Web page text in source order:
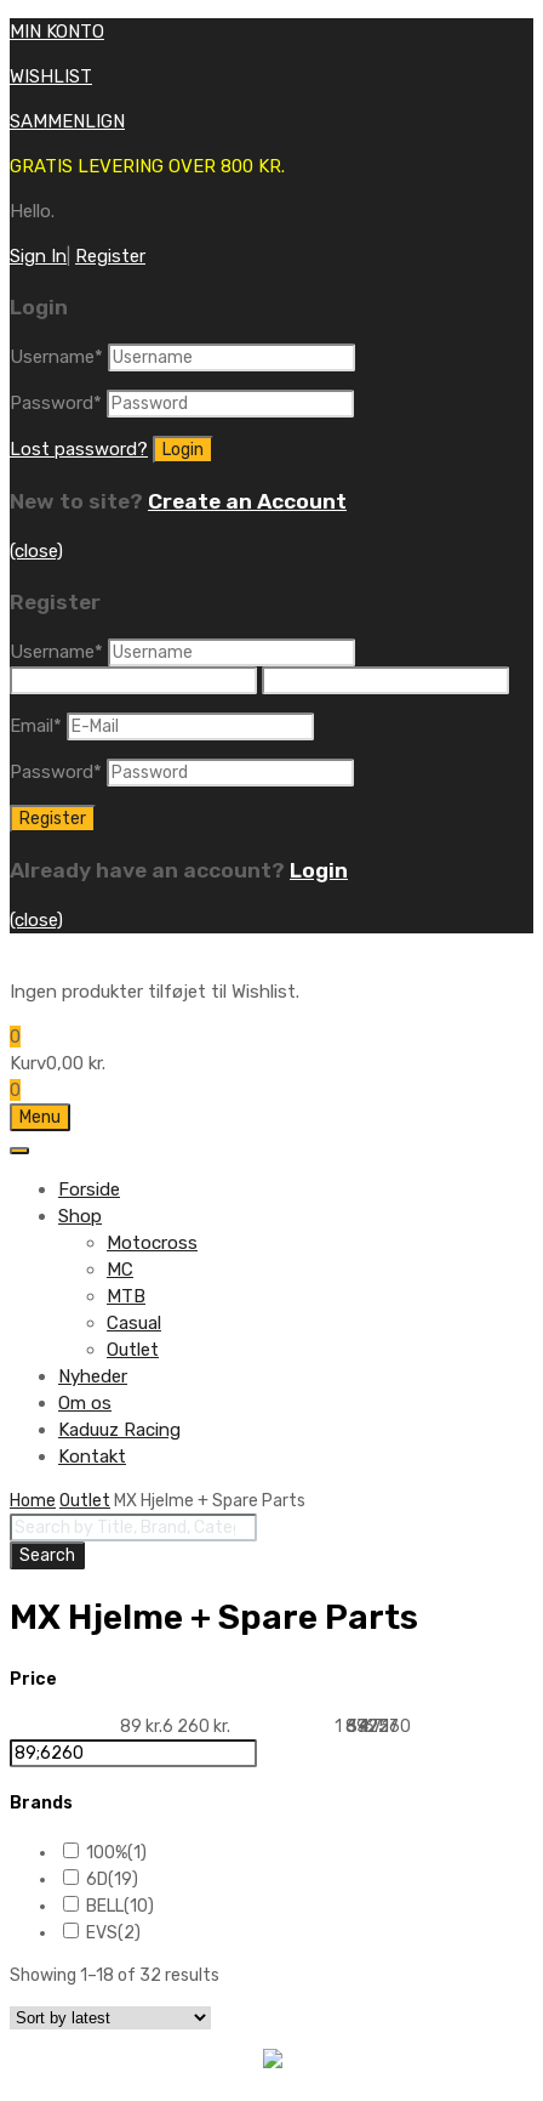
MIN KONTO
WISHLIST
SAMMENLIGN
GRATIS LEVERING OVER 800 KR.
Hello.
Sign In Register
Login
Username*
Password*
Lost password?
New to site? Create an Account
(close)
Register
Username*
Email*
Password*
Already have an account? Login
(close)
Ingen produkter tilføjet til Wishlist.
0
Kurv0,00 kr.
0
Menu
Forside
Shop
Motocross
MC
MTB
Casual
Outlet
Nyheder
Om os
Kaduuz Racing
Kontakt
Skip
to
content
Home Outlet MX Hjelme + Spare Parts
Products
search
Search
MX Hjelme + Spare Parts
Price
89 kr.6 260 kr. 89
1 632
3 175
4 717
6 260
Brands
100%(1)
6D(19)
BELL(10)
EVS(2)
Showing 1–18 of 32 results